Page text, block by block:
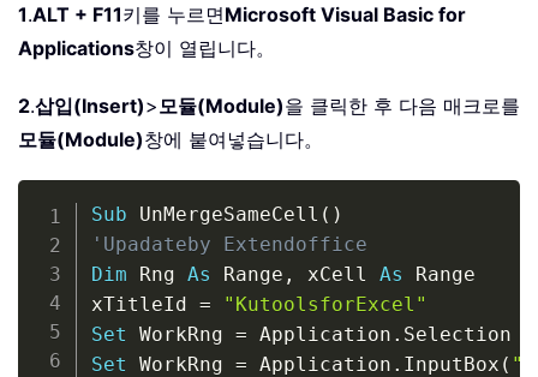
1.ALT + F11키를 누르면Microsoft Visual Basic for
Applications창이 열립니다。
2.삽입(Insert)>모듈(Module)을 클릭한 후 다음 매크로를
모듈(Module)창에 붙여넣습니다。
Sub UnMergeSameCell ( )
'Upadateby Extendoffice
Dim Rng As Range , xCell As Range
xTitleId =
"KutoolsforExcel"
Set WorkRng = Application .
Set WorkRng = Application . InputBox (